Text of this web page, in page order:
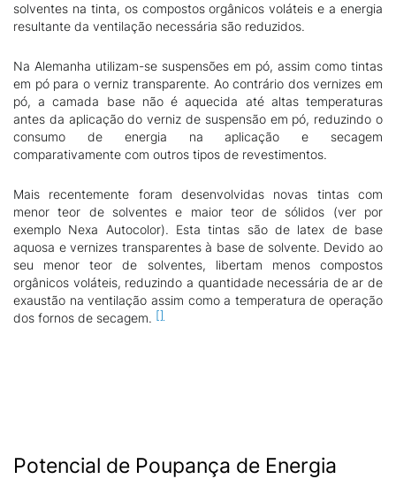
solventes na tinta, os compostos orgânicos voláteis e a energia
resultante da ventilação necessária são reduzidos.
Na Alemanha utilizam-se suspensões em pó, assim como tintas
em pó para o verniz transparente. Ao contrário dos vernizes em
pó, a camada base não é aquecida até altas temperaturas
antes da aplicação do verniz de suspensão em pó, reduzindo o
consumo de energia na aplicação e secagem
comparativamente com outros tipos de revestimentos.
Mais recentemente foram desenvolvidas novas tintas com
menor teor de solventes e maior teor de sólidos (ver por
exemplo Nexa Autocolor). Esta tintas são de latex de base
aquosa e vernizes transparentes à base de solvente. Devido ao
seu menor teor de solventes, libertam menos compostos
orgânicos voláteis, reduzindo a quantidade necessária de ar de
exaustão na ventilação assim como a temperatura de operação
dos fornos de secagem.
Potencial de Poupança de Energia